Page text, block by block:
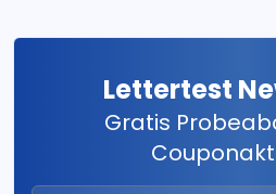
Lettertest
Gratis